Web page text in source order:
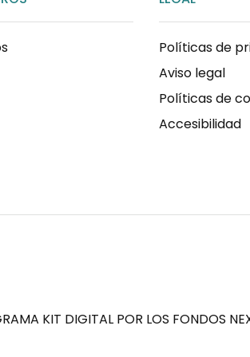
Políticas de
Aviso legal
Políticas de
Accesibilidad
KIT DIGITAL POR LOS FONDOS